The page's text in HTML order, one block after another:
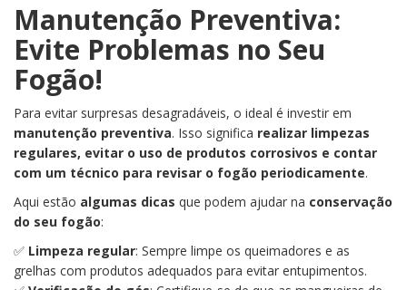
Manutenção Preventiva:
Evite Problemas no Seu
Fogão!
Para evitar surpresas desagradáveis, o ideal é investir em
manutenção preventiva. Isso significa realizar limpezas
regulares, evitar o uso de produtos corrosivos e contar
com um técnico para revisar o fogão periodicamente.
Aqui estão algumas dicas que podem ajudar na conservação
do seu fogão:
✅ Limpeza regular: Sempre limpe os queimadores e as
grelhas com produtos adequados para evitar entupimentos.